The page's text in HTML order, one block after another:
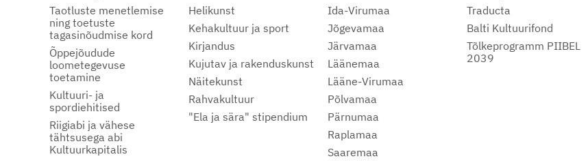
Taotluste menetlemise
ning toetuste
tagasinõudmise kord
Õppejõudude
loometegevuse
toetamine
Kultuuri- ja
spordiehitised
Riigiabi ja vähese
tähtsusega abi
Kultuurkapitalis
Helikunst
Kehakultuur ja sport
Kirjandus
Kujutav ja rakenduskunst
Näitekunst
Rahvakultuur
"Ela ja sära" stipendium
Ida-Virumaa
Jõgevamaa
Järvamaa
Läänemaa
Lääne-Virumaa
Põlvamaa
Pärnumaa
Raplamaa
Saaremaa
Traducta
Balti Kultuurifond
Tõlkeprogramm PIIBEL
2039